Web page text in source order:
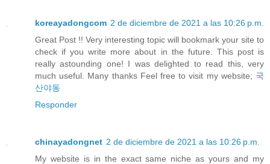
koreayadongcom 2 de diciembre de 2021 a las 10:26 p.m.
Great Post !! Very interesting topic will bookmark your site to
check if you write more about in the future. This post is
really astounding one! I was delighted to read this, very
much useful. Many thanks Feel free to visit my website; 국
산야동
Responder
chinayadongnet 2 de diciembre de 2021 a las 10:26 p.m.
My website is in the exact same niche as yours and my